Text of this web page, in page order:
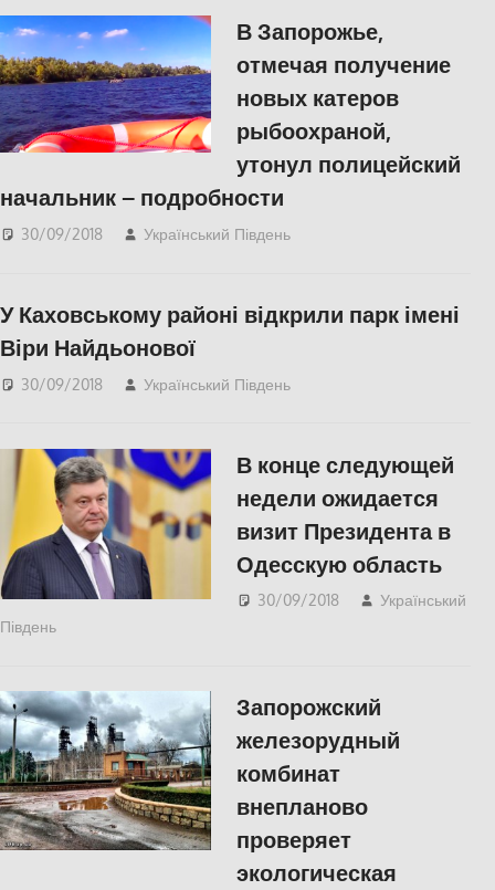
В Запорожье,
отмечая получение
новых катеров
рыбоохраной,
утонул полицейский
начальник – подробности
30/09/2018 Український Південь
У Каховському районі відкрили парк імені
Віри Найдьонової
30/09/2018 Український Південь
В конце следующей
недели ожидается
визит Президента в
Одесскую область
30/09/2018
Український
Південь
Запорожский
железорудный
комбинат
внепланово
проверяет
экологическая